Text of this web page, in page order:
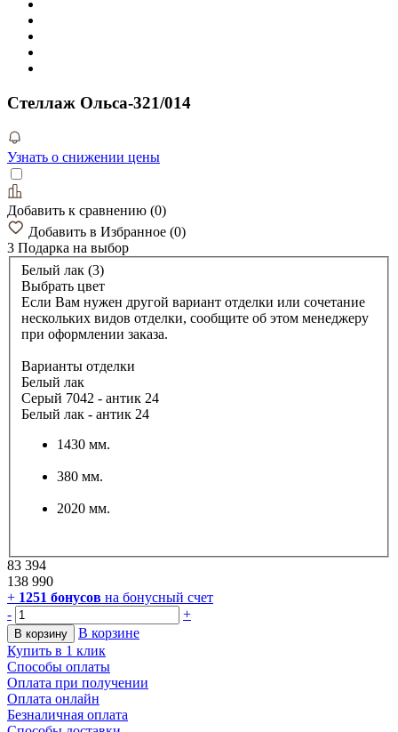
Стеллаж Ольса-321/014
Узнать о снижении цены
Добавить к сравнению (0)
Добавить в Избранное (0)
3 Подарка на выбор
Белый лак (3)
Выбрать цвет
Если Вам нужен другой вариант отделки или сочетание
нескольких видов отделки, сообщите об этом менеджеру
при оформлении заказа.
Варианты отделки
Белый лак
Серый 7042 - антик 24
Белый лак - антик 24
1430 мм.
380 мм.
2020 мм.
83 394
138 990
+ 1251 бонусов на бонусный счет
-
+
В корзину
В корзине
Купить в 1 клик
Способы оплаты
Оплата при получении
Оплата онлайн
Безналичная оплата